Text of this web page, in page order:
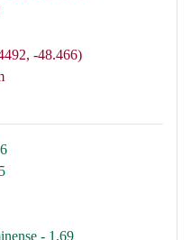
-48.466)
- 1.69